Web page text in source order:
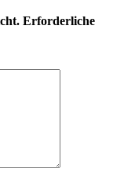
Erforderliche